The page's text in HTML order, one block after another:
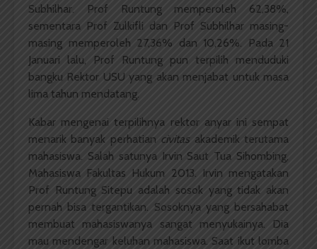
Subhilhar. Prof Runtung memperoleh 62,38%,
sementara Prof Zulkifli dan Prof Subhilhar masing-
masing memperoleh 27,36% dan 10,26%. Pada 21
Januari lalu, Prof Runtung pun terpilih menduduki
bangku Rektor USU yang akan menjabat untuk masa
lima tahun mendatang.
Kabar mengenai terpilihnya rektor anyar ini sempat
menarik banyak perhatian civitasakademik terutama
mahasiswa. Salah satunya Irvin Saut Tua Sihombing,
Mahasiswa Fakultas Hukum 2013. Irvin mengatakan
Prof Runtung Sitepu adalah sosok yang tidak akan
pernah bisa tergantikan. Sosoknya yang bersahabat
membuat mahasiswanya sangat menyukainya. Dia
mau mendengar keluhan mahasiswa. Saat ikut lomba